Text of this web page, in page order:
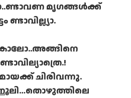
മൃഗങ്ങൾക്ക്
ചിരിവന്നു.